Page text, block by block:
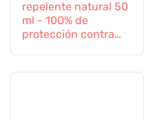
repelente natural 50
ml - 100% de
protección contra